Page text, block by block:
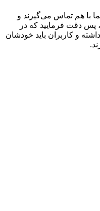
با هم تماس می‌گیرند و
پس دقت فرمایید که در
و کاربران باید خودشان